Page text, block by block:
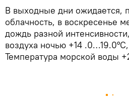
В выходные дни ожидается,
облачность, в воскресенье
дождь разной
воздуха ночью +14
Температура морской воды